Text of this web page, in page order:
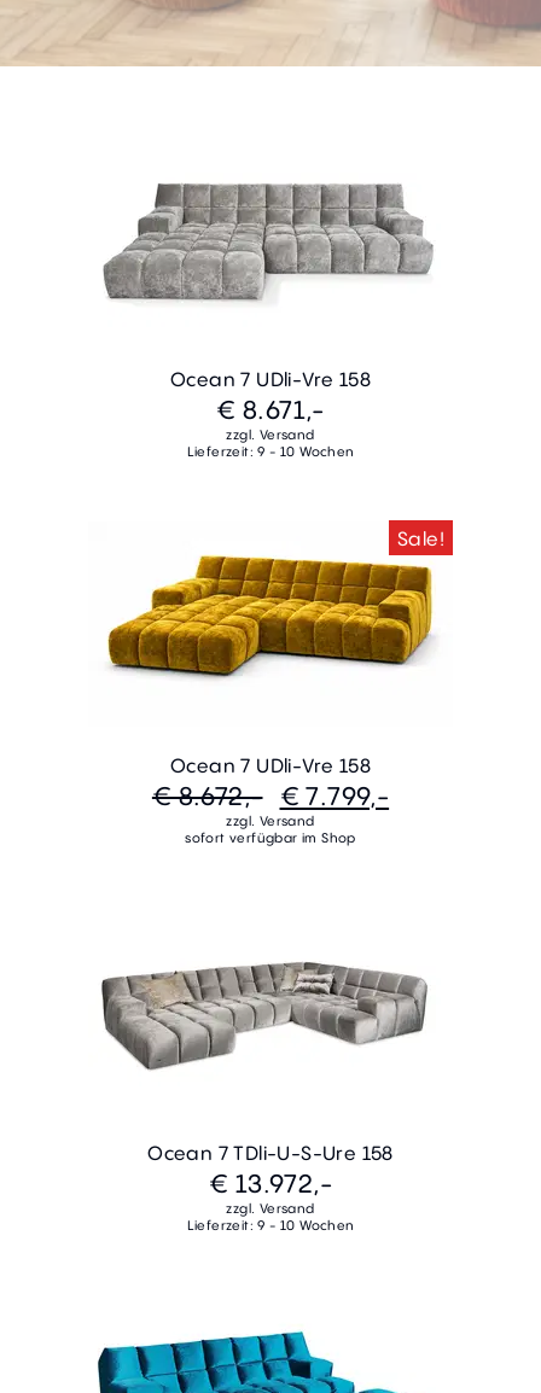
Ocean 7 UDli-Vre 158
€ 8.671,-
zzgl. Versand
Lieferzeit: 9 - 10 Wochen
Sale!
Ocean 7 UDli-Vre 158
€ 8.672,- € 7.799,-
zzgl. Versand
sofort verfügbar im Shop
Ocean 7 TDli-U-S-Ure 158
€ 13.972,-
zzgl. Versand
Lieferzeit: 9 - 10 Wochen